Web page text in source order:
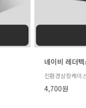
네이비 레더
친환경상장케이
4,700원